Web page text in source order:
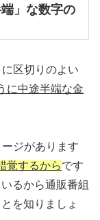
」な数字の
区切りのよい
に中途半端な金
ジがあります
覚するからです
るから通販番組
を知りましょ